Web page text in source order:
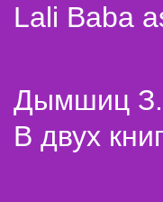
Lali Baba
Дымшиц З.
В двух